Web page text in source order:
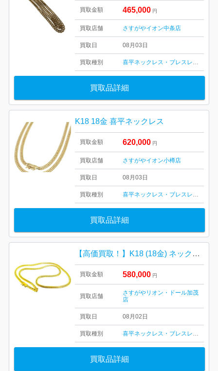
買取金額 465,000 円
買取店舗 さすがやイオン中条店
買取日 08月03日
買取種別 喜平ネックレス・ブレスレット
買取品詳細
K18 18金 喜平ネックレス
買取金額 620,000 円
買取店舗 さすがやイオン小樽店
買取日 08月03日
買取種別 喜平ネックレス・ブレスレット
買取品詳細
【高価買取！】K18 (18金) ネックレス 喜平 アクセサリー
買取金額 580,000 円
買取店舗
さすがやリオン・ドール加茂
店
買取日 08月02日
買取種別 喜平ネックレス・ブレスレット
買取品詳細